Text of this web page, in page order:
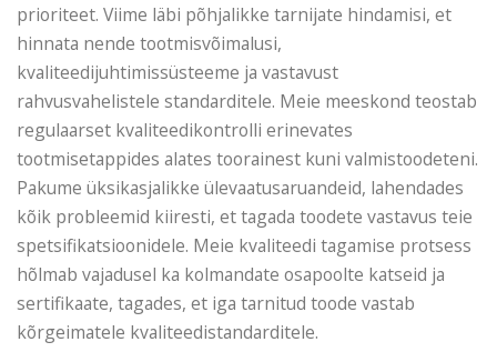
prioriteet. Viime läbi põhjalikke tarnijate hindamisi, et
hinnata nende tootmisvõimalusi,
kvaliteedijuhtimissüsteeme ja vastavust
rahvusvahelistele standarditele. Meie meeskond teostab
regulaarset kvaliteedikontrolli erinevates
tootmisetappides alates toorainest kuni valmistoodeteni.
Pakume üksikasjalikke ülevaatusaruandeid, lahendades
kõik probleemid kiiresti, et tagada toodete vastavus teie
spetsifikatsioonidele. Meie kvaliteedi tagamise protsess
hõlmab vajadusel ka kolmandate osapoolte katseid ja
sertifikaate, tagades, et iga tarnitud toode vastab
kõrgeimatele kvaliteedistandarditele.